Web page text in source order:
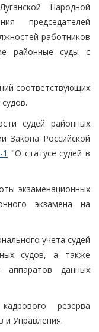
Народной
председателей
работников
районные суды с
соответствующих
судей районных
Закона Российской
"О статусе судей в
экзаменационных
экзамена на
учета судей
судов, а также
аппаратов данных
резерва
и Управления.